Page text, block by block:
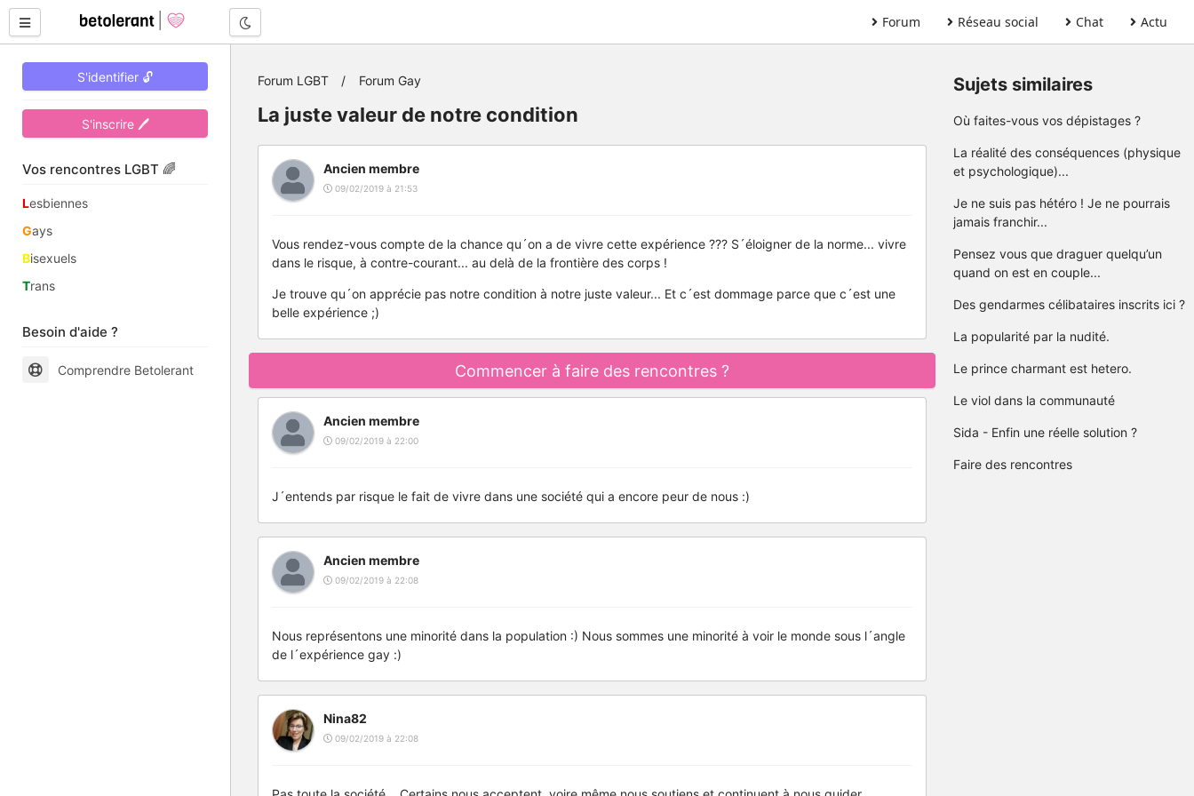
Forum Réseau social Chat Actu
S'identifier 🔓
S'inscrire 🖊
Vos rencontres LGBT 🌈
Lesbiennes
Gays
Bisexuels
Trans
Besoin d'aide ?
Comprendre Betolerant
Forum LGBT Forum Gay
La juste valeur de notre condition
Ancien membre
09/02/2019 à 21:53
Vous rendez-vous compte de la chance qu´on a de vivre cette expérience ??? S´éloigner de la norme... vivre
dans le risque, à contre-courant... au delà de la frontière des corps !
Je trouve qu´on apprécie pas notre condition à notre juste valeur... Et c´est dommage parce que c´est une
belle expérience ;)
Commencer à faire des rencontres ?
Ancien membre
09/02/2019 à 22:00
J´entends par risque le fait de vivre dans une société qui a encore peur de nous :)
Ancien membre
09/02/2019 à 22:08
Nous représentons une minorité dans la population :) Nous sommes une minorité à voir le monde sous l´angle
de l´expérience gay :)
Nina82
09/02/2019 à 22:08
Sujets similaires
Où faites-vous vos dépistages ?
La réalité des conséquences (physique
et psychologique)...
Je ne suis pas hétéro ! Je ne pourrais
jamais franchir...
Pensez vous que draguer quelqu’un
quand on est en couple...
Des gendarmes célibataires inscrits ici ?
La popularité par la nudité.
Le prince charmant est hetero.
Le viol dans la communauté
Sida - Enfin une réelle solution ?
Faire des rencontres